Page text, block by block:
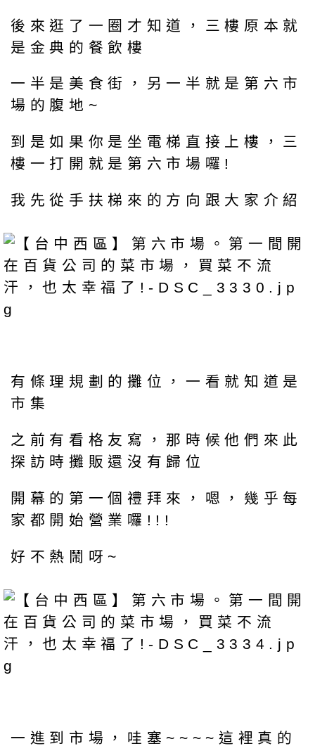
後來逛了一圈才知道，三樓原本就
是金典的餐飲樓
一半是美食街，另一半就是第六市
場的腹地~
到是如果你是坐電梯直接上樓，三
樓一打開就是第六市場囉!
我先從手扶梯來的方向跟大家介紹
有條理規劃的攤位，一看就知道是
市集
之前有看格友寫，那時候他們來此
探訪時攤販還沒有歸位
開幕的第一個禮拜來，嗯，幾乎每
家都開始營業囉!!!
好不熱鬧呀~
一進到市場，哇塞~~~~這裡真的